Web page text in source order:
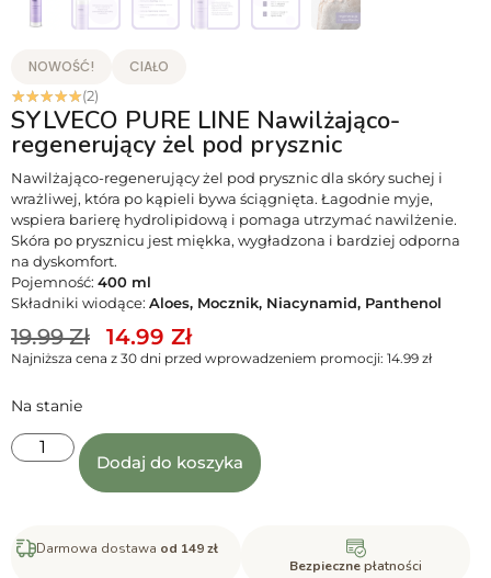
NOWOŚĆ!
CIAŁO
☆☆☆☆☆(2)
SYLVECO PURE LINE Nawilżająco-
regenerujący żel pod prysznic
Nawilżająco-regenerujący żel pod prysznic dla skóry suchej i
wrażliwej, która po kąpieli bywa ściągnięta. Łagodnie myje,
wspiera barierę hydrolipidową i pomaga utrzymać nawilżenie.
Skóra po prysznicu jest miękka, wygładzona i bardziej odporna
na dyskomfort.
Pojemność: 400 ml
Składniki wiodące: Aloes, Mocznik, Niacynamid, Panthenol
19.99Zł 14.99 Zł
Najniższa cena z 30 dni przed wprowadzeniem promocji: 14.99 zł
Na stanie
Dodaj do koszyka
Darmowa dostawa od 149 zł
Bezpiecznepłatności